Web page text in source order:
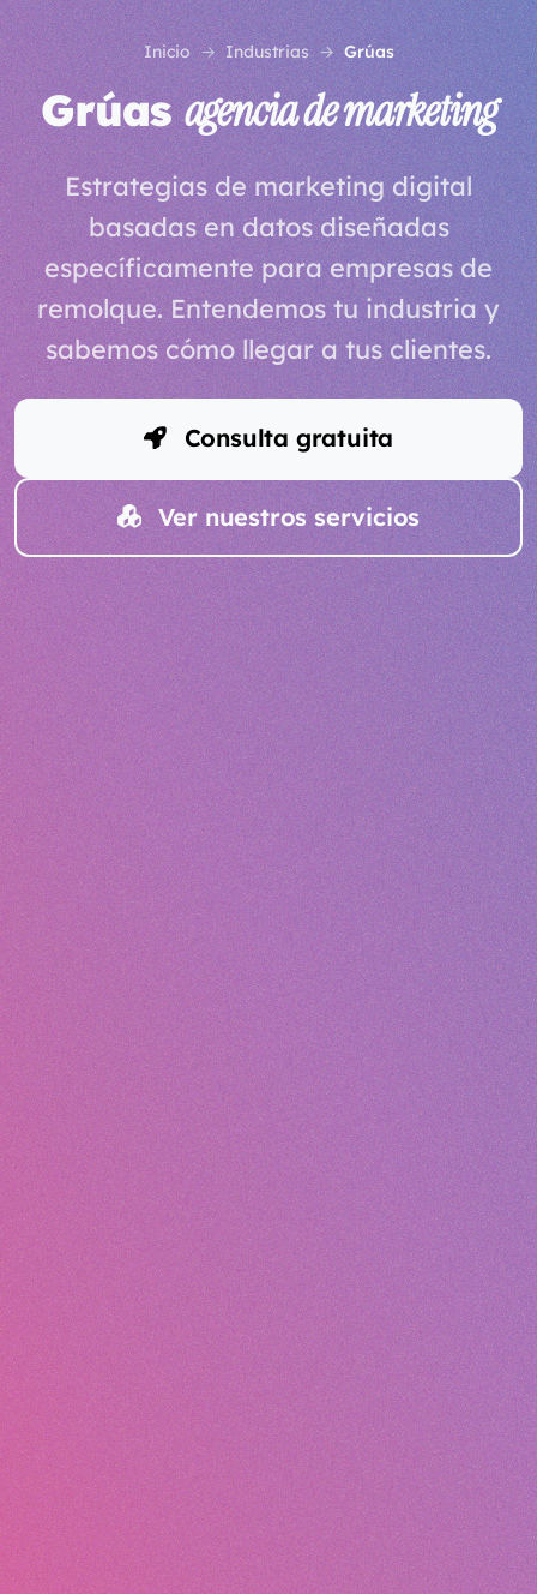
Inicio Industrias Grúas
Grúasagencia de marketing
Estrategias de marketing digital
basadas en datos diseñadas
específicamente para empresas de
remolque. Entendemos tu industria y
sabemos cómo llegar a tus clientes.
Consulta gratuita
Ver nuestros servicios